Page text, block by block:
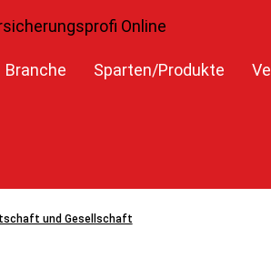
Branche Sparten/Produkte
und Gesellschaft